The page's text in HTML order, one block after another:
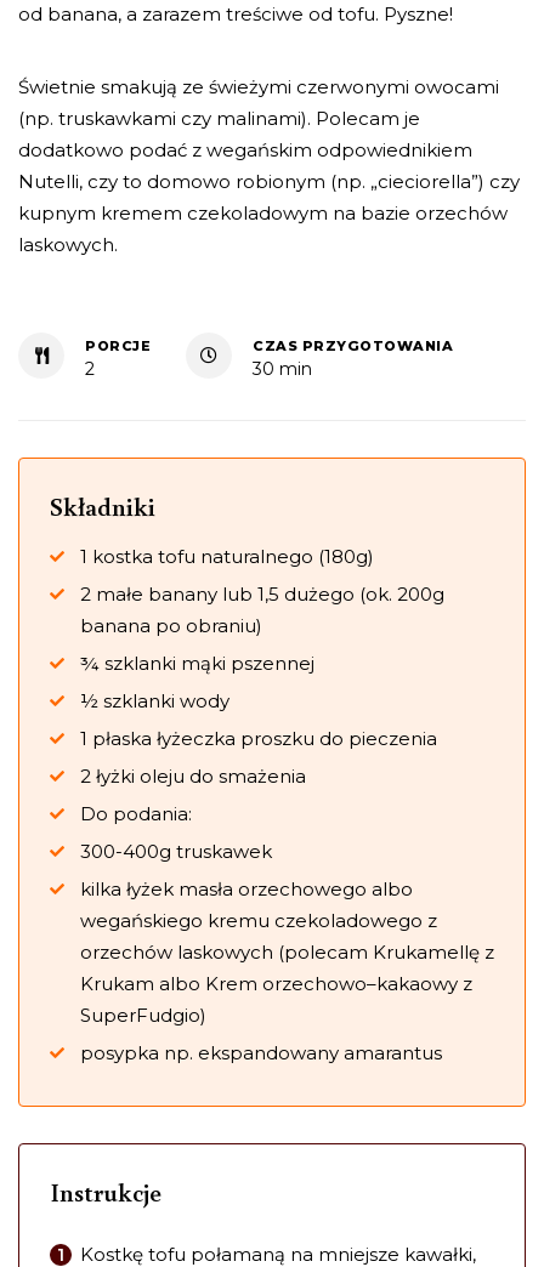
od banana, a zarazem treściwe od tofu. Pyszne!
Świetnie smakują ze świeżymi czerwonymi owocami
(np. truskawkami czy malinami). Polecam je
dodatkowo podać z wegańskim odpowiednikiem
Nutelli, czy to domowo robionym (np. „cieciorella”) czy
kupnym kremem czekoladowym na bazie orzechów
laskowych.
PORCJE
2
CZAS PRZYGOTOWANIA
30 min
Składniki
1 kostka tofu naturalnego (180g)
2 małe banany lub 1,5 dużego (ok. 200g
banana po obraniu)
¾ szklanki mąki pszennej
½ szklanki wody
1 płaska łyżeczka proszku do pieczenia
2 łyżki oleju do smażenia
Do podania:
300-400g truskawek
kilka łyżek masła orzechowego albo
wegańskiego kremu czekoladowego z
orzechów laskowych (polecam Krukamellę z
Krukam albo Krem orzechowo–kakaowy z
SuperFudgio)
posypka np. ekspandowany amarantus
Instrukcje
Kostkę tofu połamaną na mniejsze kawałki,